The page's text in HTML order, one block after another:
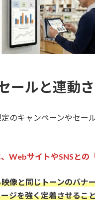
ールと連動
のキャンペーンやセー
WebサイトやSNSとの
像と同じトーンのバナ
ジを強く定着させるこ